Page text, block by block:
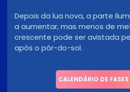
Depois da lua nova, a parte
a aumentar, mas menos de
crescente pode ser avistada
após o pôr-do-sol.
CALENDÁRIO DE FASES